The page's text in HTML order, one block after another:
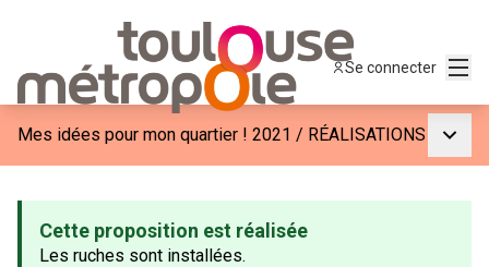
Se connecter
Mes idées pour mon quartier ! 2021 / RÉALISATIONS
Cette proposition est réalisée
Les ruches sont installées.